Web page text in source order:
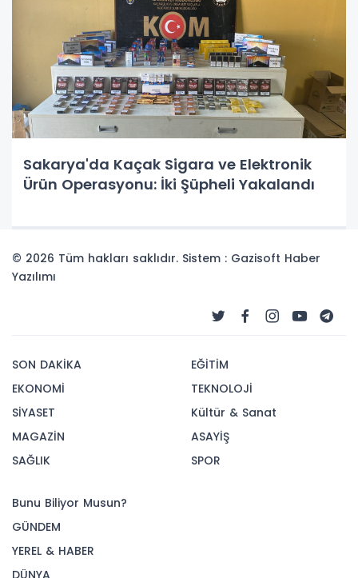
Sakarya'da Kaçak Sigara ve Elektronik
Ürün Operasyonu: İki Şüpheli Yakalandı
© 2026 Tüm hakları saklıdır. Sistem : Gazisoft Haber
Yazılımı
SON DAKİKA
EKONOMİ
SİYASET
MAGAZİN
SAĞLIK
EĞİTİM
TEKNOLOJİ
Kültür & Sanat
ASAYİŞ
SPOR
Bunu Biliyor Musun?
GÜNDEM
YEREL & HABER
DÜNYA